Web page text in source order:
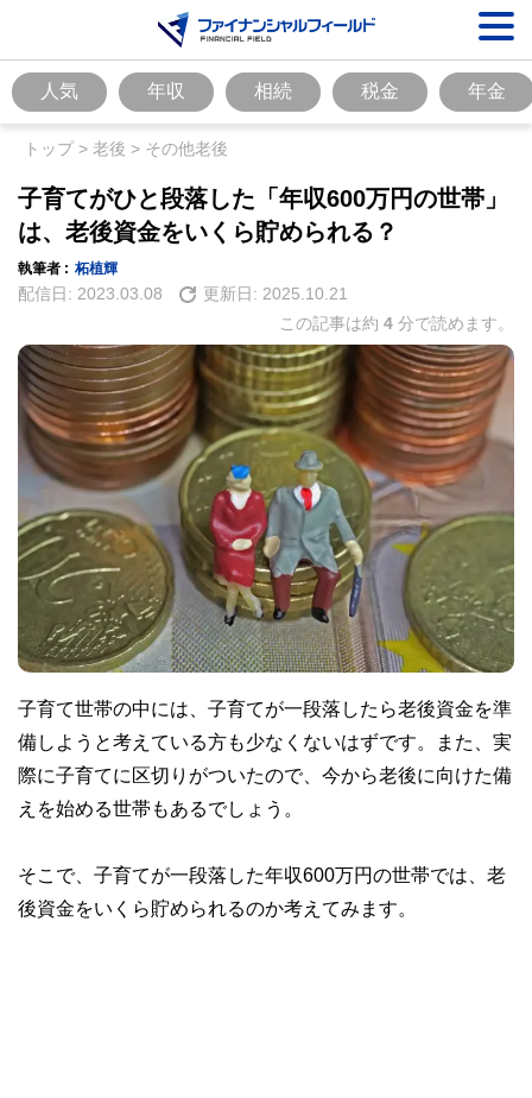
人気 年収 相続 税金 年金
トップ> 老後 > その他老後
子育てがひと段落した「年収600万円の世帯」
は、老後資金をいくら貯められる？
執筆者 : 柘植輝
配信日: 2023.03.08 更新日: 2025.10.21
この記事は約 4 分で読めます。
子育て世帯の中には、子育てが一段落したら老後資金を準
備しようと考えている方も少なくないはずです。また、実
際に子育てに区切りがついたので、今から老後に向けた備
えを始める世帯もあるでしょう。
そこで、子育てが一段落した年収600万円の世帯では、老
後資金をいくら貯められるのか考えてみます。